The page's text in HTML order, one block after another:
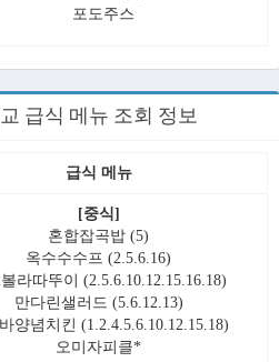
포도주스
급식 메뉴 조회 정보
급식 메뉴
[중식]
혼합잡곡밥 (5)
옥수수수프 (2.5.6.16)
라따뚜이 (2.5.6.10.12.15.16.18)
만다린샐러드 (5.6.12.13)
양념치킨 (1.2.4.5.6.10.12.15.18)
오미자피클*